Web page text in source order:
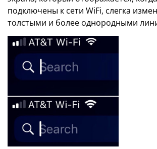
подключены к сети WiFi, слегка
толстыми и более однородными